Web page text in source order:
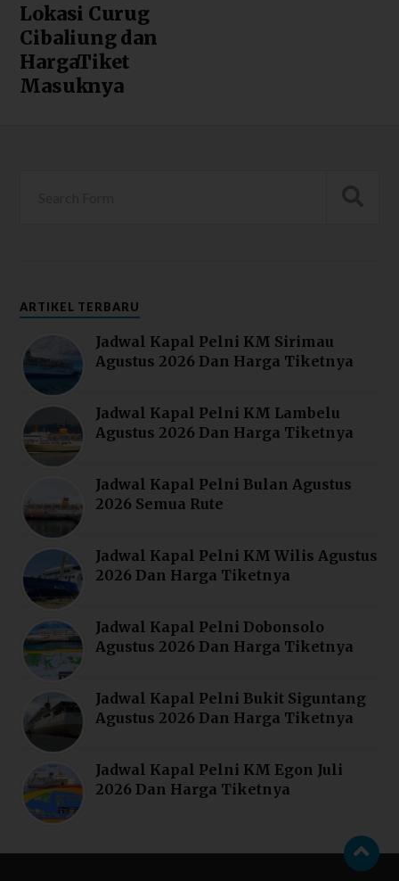
Lokasi Curug
Cibaliung dan
HargaTiket
Masuknya
ARTIKEL TERBARU
Jadwal Kapal Pelni KM Sirimau
Agustus 2026 Dan Harga Tiketnya
Jadwal Kapal Pelni KM Lambelu
Agustus 2026 Dan Harga Tiketnya
Jadwal Kapal Pelni Bulan Agustus
2026 Semua Rute
Jadwal Kapal Pelni KM Wilis Agustus
2026 Dan Harga Tiketnya
Jadwal Kapal Pelni Dobonsolo
Agustus 2026 Dan Harga Tiketnya
Jadwal Kapal Pelni Bukit Siguntang
Agustus 2026 Dan Harga Tiketnya
Jadwal Kapal Pelni KM Egon Juli
2026 Dan Harga Tiketnya